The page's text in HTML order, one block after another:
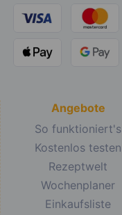
Angebote
So funktioniert's
Kostenlos testen
Rezeptwelt
Wochenplaner
Einkaufsliste